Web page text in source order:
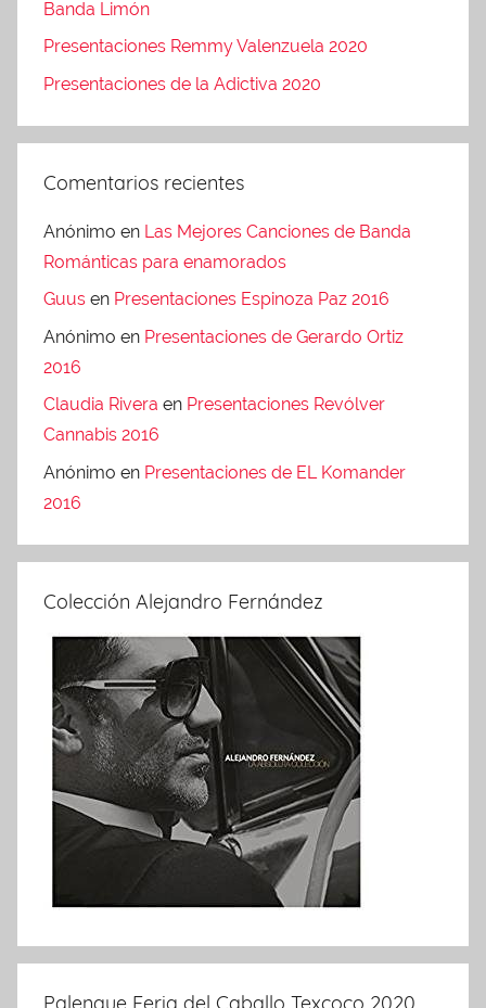
Banda Limón
Presentaciones Remmy Valenzuela 2020
Presentaciones de la Adictiva 2020
Comentarios recientes
Anónimo en Las Mejores Canciones de Banda
Románticas para enamorados
Guus en Presentaciones Espinoza Paz 2016
Anónimo en Presentaciones de Gerardo Ortiz
2016
Claudia Rivera en Presentaciones Revólver
Cannabis 2016
Anónimo en Presentaciones de EL Komander
2016
Colección Alejandro Fernández
Palenque Feria del Caballo Texcoco 2020